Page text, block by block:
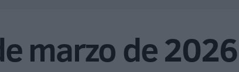
marzo de 2026